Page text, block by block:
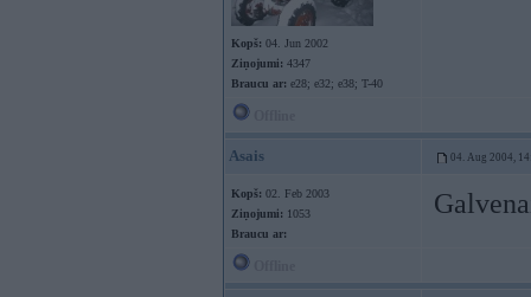
Kopš: 04. Jun 2002
Ziņojumi: 4347
Braucu ar: e28; e32; e38; T-40
Asais 04. Aug 2004,
Kopš: 02. Feb 2003
Ziņojumi: 1053
Braucu ar: